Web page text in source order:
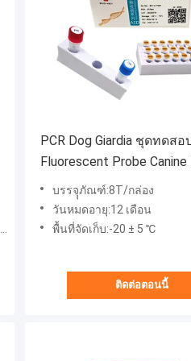
PCR Dog Giardia ชุดทดสอ
Fluorescent Probe Canine
Test Kit กรดนิวคลีอิก
บรรจุุภัณฑ์:8T/กล่อง
วันหมดอายุ:12 เดือน
พื้นที่จัดเก็บ:-20 ± 5 ℃
ติดต่อตอนนี้